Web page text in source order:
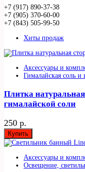
+7 (917) 890-37-38
+7 (905) 370-60-00
+7 (843) 505-99-50
Хиты продаж
Аксессуары и
Гималайская соль и
Плитка
гималайской соли
250 р.
Купить
Аксессуары и
Освещение,